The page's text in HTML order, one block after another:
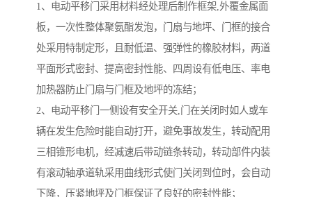
1、电动平移门采用材料经处理后制作框架,外覆金属面
板，一次性整体聚氨酯发泡，门扇与地坪、门框的接合
处采用特制定形，且耐低温、强弹性的橡胶材料，两道
平面形式密封、提高密封性能、四周设有低电压、率电
加热器防止门扇与门框及地坪的冻结；
2、电动平移门一侧设有安全开关,门在关闭时如人或车
辆在发生危险时能自动打开，避免事故发生，转动配用
三相锥形电机，经减速后带动链条转动，转动部件内装
有滚动轴承道轨采用曲线形式使门关闭到位时，会自动
下降，压紧地坪及门框保证了良好的密封性能；